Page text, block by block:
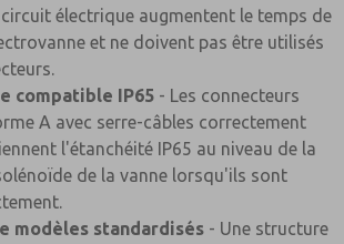
électrique augmentent le temps de
et ne doivent pas être utilisés
compatible IP65 - Les connecteurs
A avec serre-câbles correctement
l'étanchéité IP65 au niveau de la
de la vanne lorsqu'ils sont
modèles standardisés - Une structure